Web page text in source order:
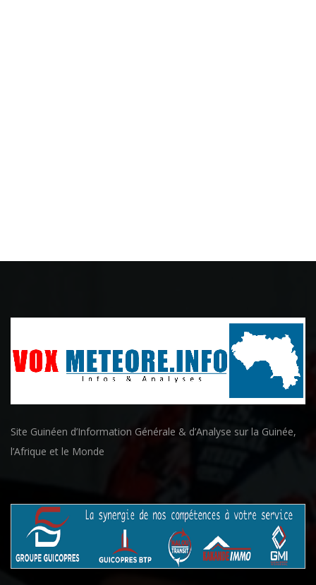
Site Guinéen d’Information Générale & d’Analyse sur la Guinée,
l’Afrique et le Monde